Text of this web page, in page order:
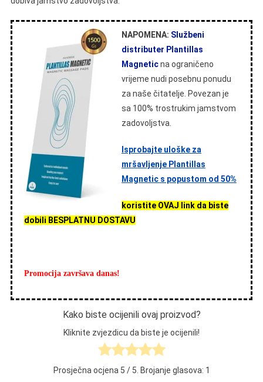
NAPOMENA: Službeni
distributer Plantillas
Magneticna ograničeno
vrijeme nudi posebnu ponudu
za naše čitatelje. Povezan je
sa 100% trostrukim jamstvom
zadovoljstva.
Isprobajte uloške za
mršavljenje Plantillas
Magnetic s popustom od 50%
koristite OVAJ link da biste
dobili BESPLATNU DOSTAVU
Promocija završava danas!
Kako biste ocijenili ovaj proizvod?
Kliknite zvjezdicu da biste je ocijenili!
Prosječna ocjena 5 / 5. Brojanje glasova: 1